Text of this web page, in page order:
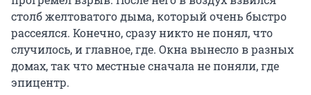
столб желтоватого дыма, который очень быстро
рассеялся. Конечно, сразу никто не понял, что
случилось, и главное, где. Окна вынесло в разных
домах, так что местные сначала не поняли, где
эпицентр.